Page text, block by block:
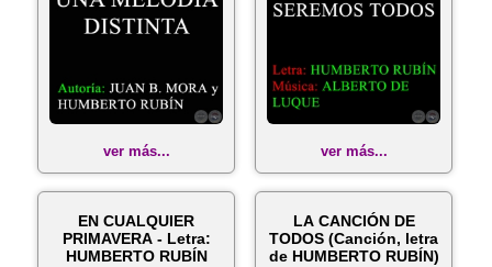
ver más... ver más...
EN CUALQUIER
PRIMAVERA - Letra:
HUMBERTO RUBÍN
LA CANCIÓN DE
TODOS (Canción, letra
de HUMBERTO RUBÍN)